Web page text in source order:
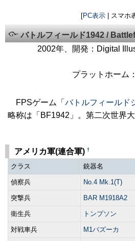
[PC表示 | スマホ
バトルフィールド1942 /
2002年、開発：Digital
プラットホーム
FPSゲーム「 バトルフィールド
略称は「BF1942」。第二次世界大
アメリカ軍(連合軍) †
クラス 銃器名
偵察兵 No.4 Mk.1(T)
突撃兵 BAR M1918A2
衛生兵 トンプソン
対戦車兵 M1バズーカ